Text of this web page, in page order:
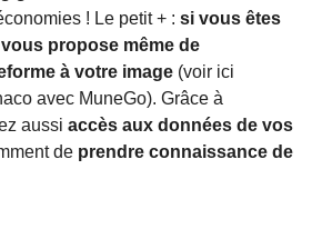
! Le petit + : si vous êtes
propose même de
à votre image (voir ici
avec MuneGo). Grâce à
aussi accès aux données de vos
de prendre connaissance de